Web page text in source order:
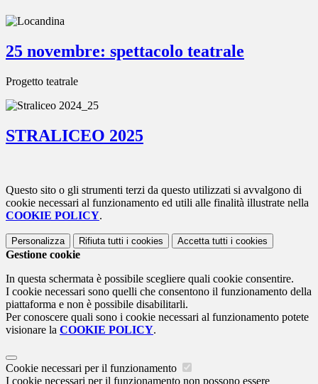
25 novembre: spettacolo teatrale
Progetto teatrale
STRALICEO 2025
Questo sito o gli strumenti terzi da questo utilizzati si avvalgono di
cookie necessari al funzionamento ed utili alle finalità illustrate nella
COOKIE POLICY.
Personalizza Rifiuta tutti i cookies Accetta tutti i cookies
Gestione cookie
In questa schermata è possibile scegliere quali cookie consentire.
I cookie necessari sono quelli che consentono il funzionamento della
piattaforma e non è possibile disabilitarli.
Per conoscere quali sono i cookie necessari al funzionamento potete
visionare la COOKIE POLICY.
Cookie necessari per il funzionamento
I cookie necessari per il funzionamento non possono essere